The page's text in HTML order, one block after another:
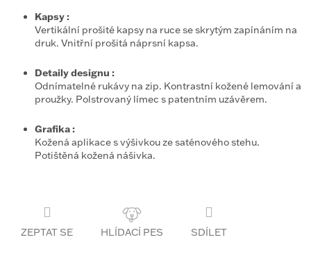
Kapsy:
Vertikální prošité kapsy na ruce se skrytým zapínáním na
druk. Vnitřní prošitá náprsní kapsa.
Detaily designu :
Odnímatelné rukávy na zip. Kontrastní kožené lemování a
proužky. Polstrovaný límec s patentním uzávěrem.
Grafika:
Kožená aplikace s výšivkou ze saténového stehu.
Potištěná kožená nášivka.
ZEPTAT SE SDÍLET